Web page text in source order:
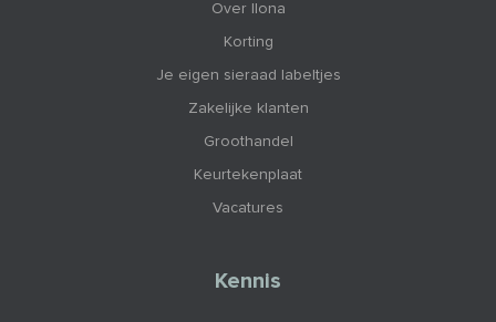
Over Ilona
Korting
Je eigen sieraad labeltjes
Zakelijke klanten
Groothandel
Keurtekenplaat
Vacatures
Kennis